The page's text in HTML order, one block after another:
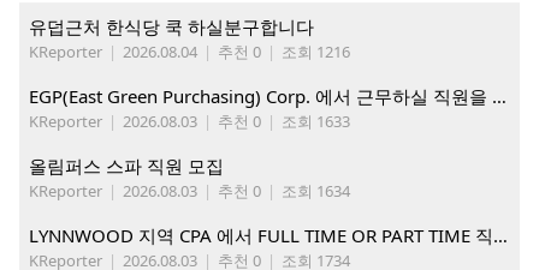
유덥근처 한식당 쿡 하실분구합니다
KReporter | 2026.08.04 | 추천 0 | 조회 1216
EGP(East Green Purchasing) Corp. 에서 근무하실 직원을 아래와 같이 모집합니다.
KReporter | 2026.08.03 | 추천 0 | 조회 1633
올림퍼스 스파 직원 모집
KReporter | 2026.08.03 | 추천 0 | 조회 1634
LYNNWOOD 지역 CPA 에서 FULL TIME OR PART TIME 직원을 찾습니다
KReporter | 2026.08.03 | 추천 0 | 조회 1734